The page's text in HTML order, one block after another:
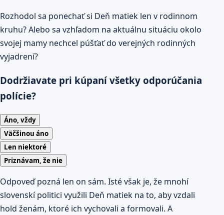
Rozhodol sa ponechať si Deň matiek len v rodinnom
kruhu? Alebo sa vzhľadom na aktuálnu situáciu okolo
svojej mamy nechcel púšťať do verejných rodinných
vyjadrení?
Dodržiavate pri kúpaní všetky odporúčania
polície?
Áno, vždy
Väčšinou áno
Len niektoré
Priznávam, že nie
Odpoveď pozná len on sám. Isté však je, že mnohí
slovenskí politici využili Deň matiek na to, aby vzdali
hold ženám, ktoré ich vychovali a formovali. A